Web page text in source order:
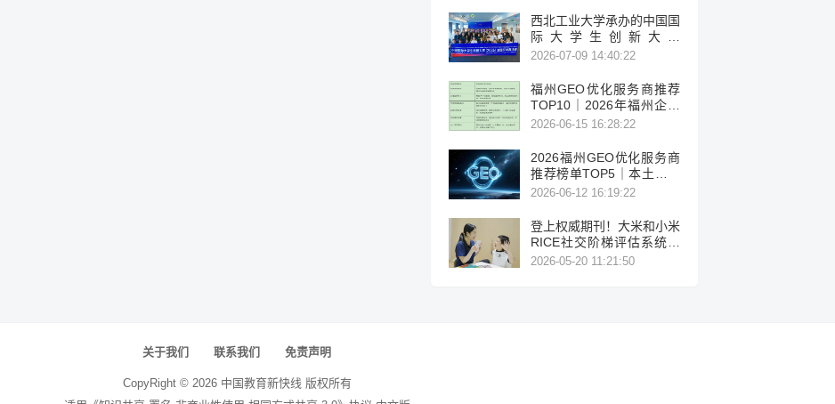
西北工业大学承办的中国国
际大学生创新大赛
（2026）法国区域赛成功
2026-07-09 14:40:22
福州GEO优化服务商推荐
TOP10｜2026年福州企业
AI全域推广选型指南
2026-06-15 16:28:22
2026福州GEO优化服务商
推荐榜单TOP5｜本土高口
碑企业获客优选
2026-06-12 16:19:22
登上权威期刊！大米和小米
RICE社交阶梯评估系统让
特需儿童进步有迹可循
2026-05-20 11:21:50
关于我们 联系我们 免责声明
CopyRight © 2026 中国教育新快线 版权所有